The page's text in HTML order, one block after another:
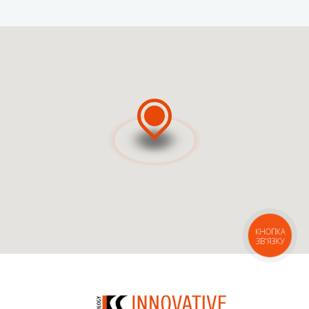
КНОПКА
ЗВ'ЯЗКУ